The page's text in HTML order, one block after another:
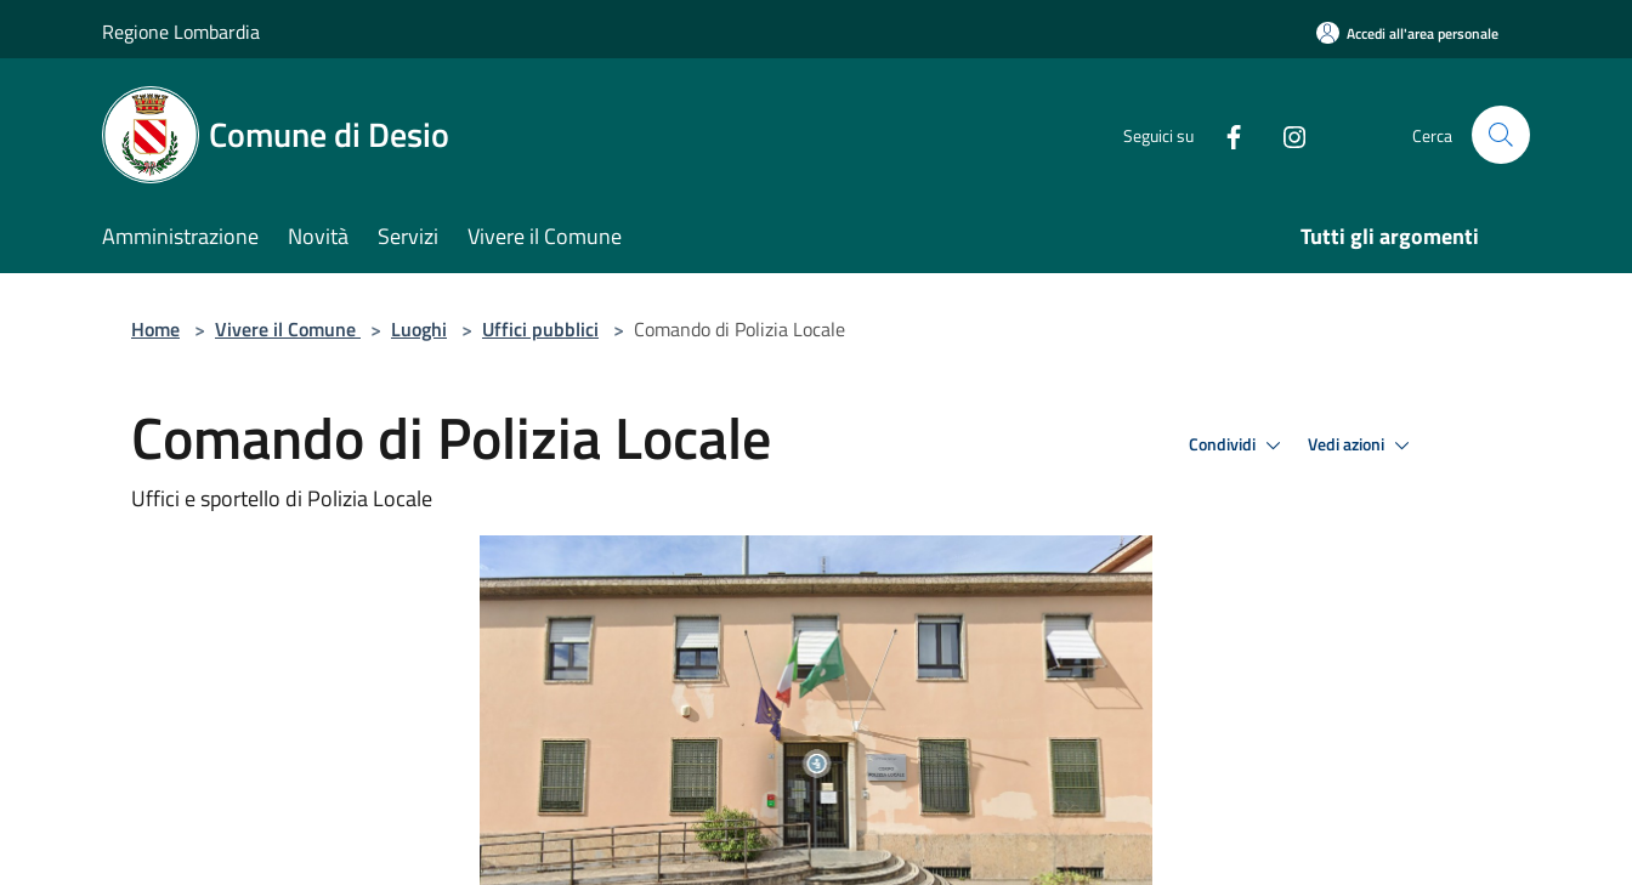
Regione Lombardia Accedi all'area personale
Comune di Desio Seguici su Cerca
Amministrazione Novità Servizi Vivere il Comune Tutti gli argomenti
Home > Vivere il Comune > Luoghi > Uffici pubblici > Comando di Polizia Locale
Comando di Polizia Locale
Uffici e sportello di Polizia Locale
Condividi Vedi azioni